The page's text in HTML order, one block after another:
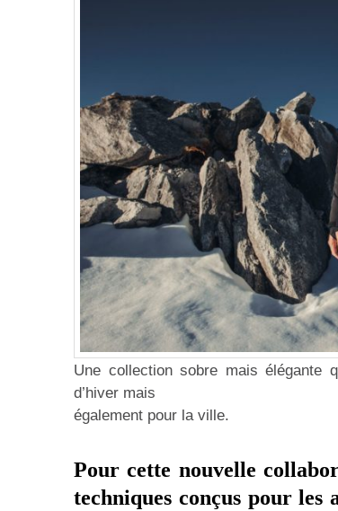
Une collection sobre mais élégante
d’hiver mais
également pour la ville.
Pour cette nouvelle
techniques conçus pour les